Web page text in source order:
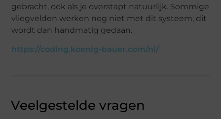
gebracht, ook als je overstapt natuurlijk. Sommige
vliegvelden werken nog niet met dit systeem, dit
wordt dan handmatig gedaan.
https://coding.koenig-bauer.com/nl/
Veelgestelde vragen